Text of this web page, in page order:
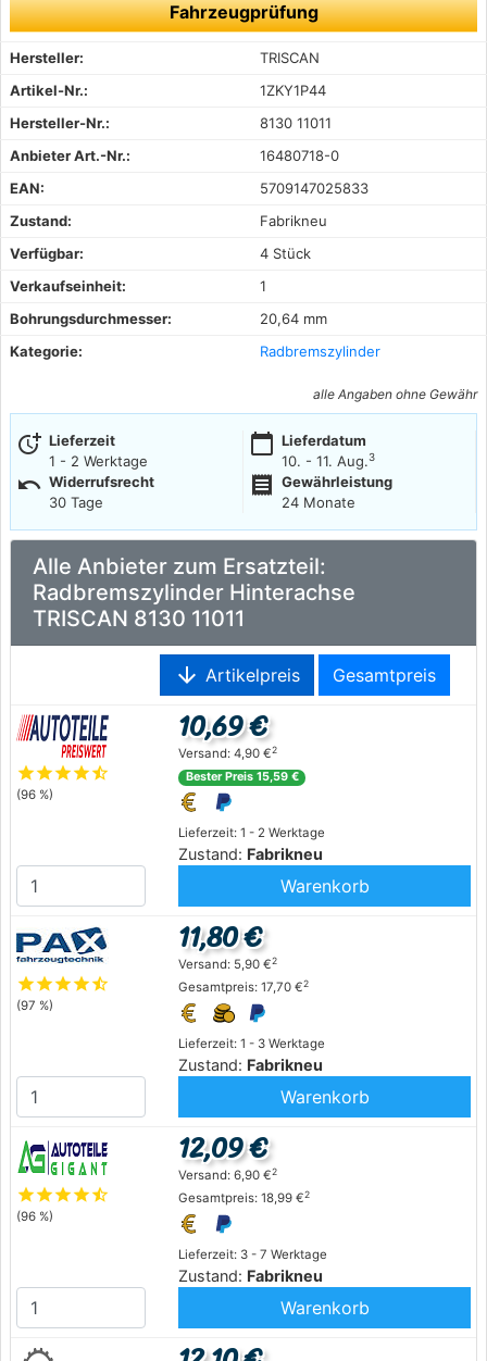
Fahrzeugprüfung
Hersteller:
TRISCAN
Artikel-Nr.:
1ZKY1P44
Hersteller-Nr.:
8130 11011
Anbieter Art.-Nr.:
16480718-0
EAN:
5709147025833
Zustand:
Fabrikneu
Verfügbar:
4 Stück
Verkaufseinheit:
1
Bohrungsdurchmesser:
20,64 mm
Kategorie:
Radbremszylinder
alle Angaben ohne Gewähr
more_time Lieferzeit
1 - 2 Werktage
calendar_today Lieferdatum
10. - 11. Aug.3
undo Widerrufsrecht
30 Tage
receipt
Gewährleistung
24 Monate
Alle Anbieter zum Ersatzteil:
Radbremszylinder Hinterachse
TRISCAN 8130 11011
arrow_downward Artikelpreis Gesamtpreis
starstarstarstarstar_half
(96 %)
Lieferzeit: 1 - 2 Werktage
Zustand: Fabrikneu
10,69 €
Versand: 4,90 €2
Bester Preis 15,59 €
Warenkorb
starstarstarstarstar_half
(97 %)
Lieferzeit: 1 - 3 Werktage
Zustand: Fabrikneu
11,80 €
Versand: 5,90 €2
Gesamtpreis: 17,70 €2
Warenkorb
starstarstarstarstar_half
(96 %)
Lieferzeit: 3 - 7 Werktage
Zustand: Fabrikneu
12,09 €
Versand: 6,90 €2
Gesamtpreis: 18,99 €2
Warenkorb